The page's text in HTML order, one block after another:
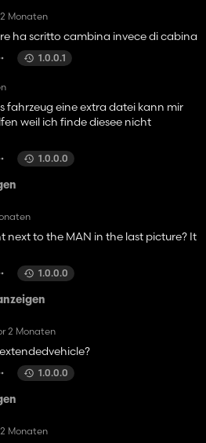
Monaten
ha scritto cambina invece di cabina
1.0.0.1
fahrzeug eine extra datei kann mir
weil ich finde diesee nicht
1.0.0.0
next to the MAN in the last picture? It
1.0.0.0
2 Monaten
1.0.0.0
Monaten